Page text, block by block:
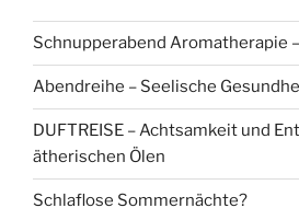
Schnupperabend Aromatherapie
Abendreihe – Seelische
DUFTREISE – Achtsamkeit und
ätherischen Ölen
Schlaflose Sommernächte?